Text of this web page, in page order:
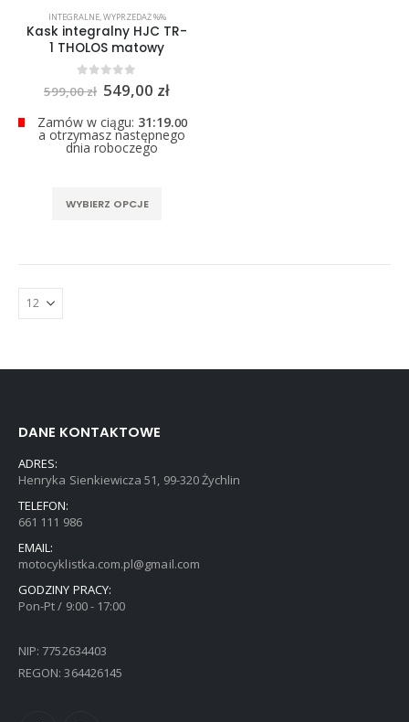
INTEGRALNE,WYPRZEDAŻ %%
Kask integralny HJC TR-
1 THOLOS matowy
out of 5
599,00zł Pierwotna
cena
wynosiła:
599,00 zł.
549,00 złAktualna
wynosi:
549,00 zł.
Zamów w ciągu: 31:19.00
a otrzymasz następnego
dnia roboczego
WYBIERZ OPCJE
0out of 5
299,00zł
DANE KONTAKTOWE
ADRES:
Henryka Sienkiewicza 51, 99-320 Żychlin
TELEFON:
661 111 986
EMAIL:
motocyklistka.com.pl@gmail.com
GODZINY PRACY:
Pon-Pt / 9:00 - 17:00
NIP: 7752634403
REGON: 364426145